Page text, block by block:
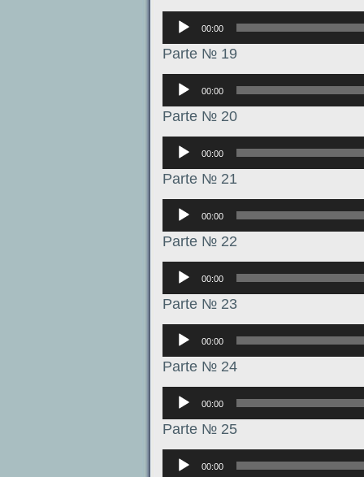
Аудиоплеер
00:00
Parte № 19
Аудиоплеер
00:00
Parte № 20
Аудиоплеер
00:00
Parte № 21
Аудиоплеер
00:00
Parte № 22
Аудиоплеер
00:00
Parte № 23
Аудиоплеер
00:00
Parte № 24
Аудиоплеер
00:00
Parte № 25
Аудиоплеер
00:00